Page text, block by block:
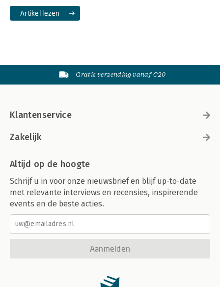
Artikel lezen
Gratis verzending vanaf €20
Klantenservice
Zakelijk
Altijd op de hoogte
Schrijf u in voor onze nieuwsbrief en blijf up-to-date
met relevante interviews en recensies, inspirerende
events en de beste acties.
Aanmelden